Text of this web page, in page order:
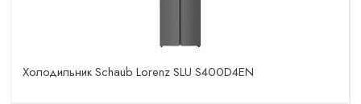
Холодильник Schaub Lorenz SLU S400D4EN